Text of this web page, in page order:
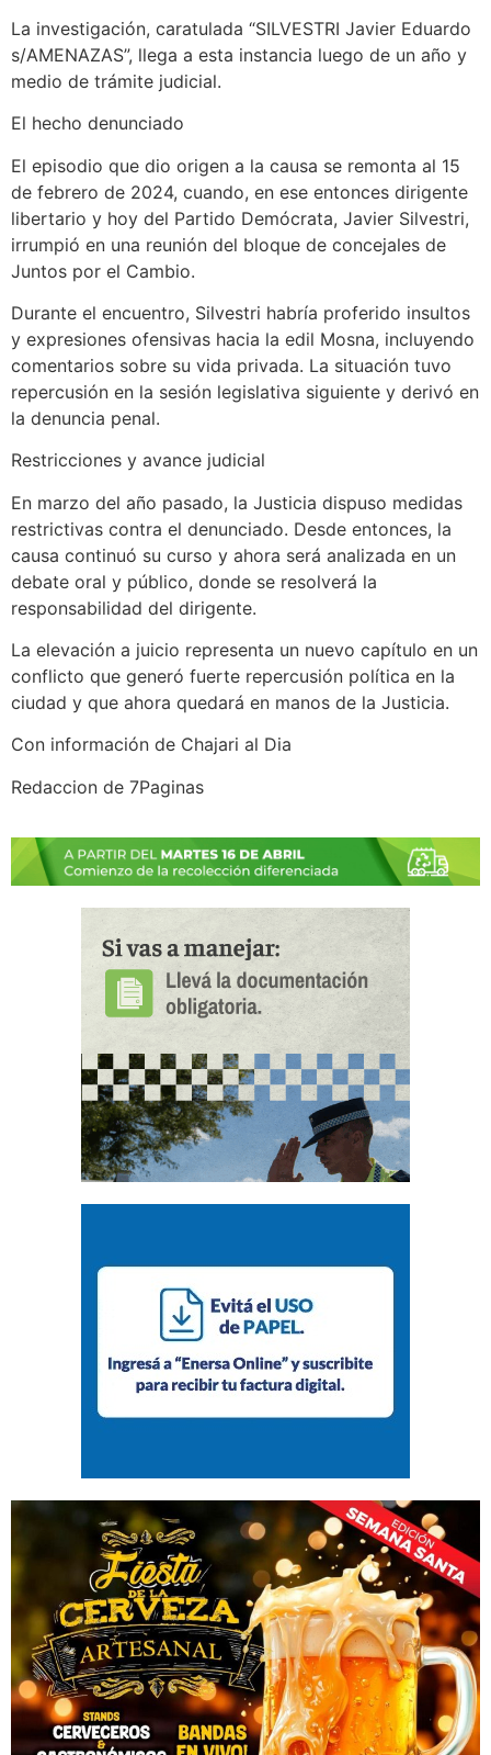
La investigación, caratulada “SILVESTRI Javier Eduardo
s/AMENAZAS”, llega a esta instancia luego de un año y
medio de trámite judicial.
El hecho denunciado
El episodio que dio origen a la causa se remonta al 15
de febrero de 2024, cuando, en ese entonces dirigente
libertario y hoy del Partido Demócrata, Javier Silvestri,
irrumpió en una reunión del bloque de concejales de
Juntos por el Cambio.
Durante el encuentro, Silvestri habría proferido insultos
y expresiones ofensivas hacia la edil Mosna, incluyendo
comentarios sobre su vida privada. La situación tuvo
repercusión en la sesión legislativa siguiente y derivó en
la denuncia penal.
Restricciones y avance judicial
En marzo del año pasado, la Justicia dispuso medidas
restrictivas contra el denunciado. Desde entonces, la
causa continuó su curso y ahora será analizada en un
debate oral y público, donde se resolverá la
responsabilidad del dirigente.
La elevación a juicio representa un nuevo capítulo en un
conflicto que generó fuerte repercusión política en la
ciudad y que ahora quedará en manos de la Justicia.
Con información de Chajari al Dia
Redaccion de 7Paginas